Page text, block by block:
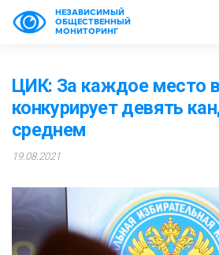
НЕЗАВИСИМЫЙ
ОБЩЕСТВЕННЫЙ
МОНИТОРИНГ
ЦИК: За каждое место
конкурирует девять
среднем
19.08.2021